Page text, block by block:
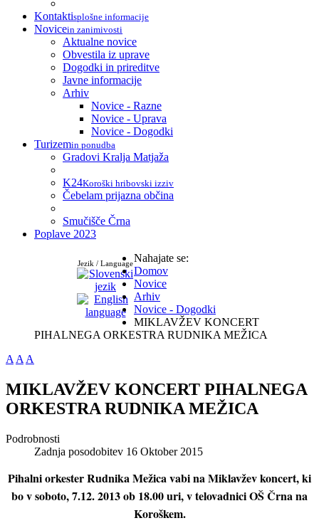
Kontaktisplošne informacije
Novicein zanimivosti
Aktualne novice
Obvestila iz uprave
Dogodki in prireditve
Javne informacije
Arhiv
Novice - Razne
Novice - Uprava
Novice - Dogodki
Turizemin ponudba
Gradovi Kralja Matjaža
K24Koroški hribovski izziv
Čebelam prijazna občina
Smučišče Črna
Poplave 2023
Jezik / LanguageNahajate se:
Domov
Novice
Arhiv
Novice - Dogodki
MIKLAVŽEV KONCERT
PIHALNEGA ORKESTRA RUDNIKA MEŽICA
AAA
MIKLAVŽEV KONCERT PIHALNEGA
ORKESTRA RUDNIKA MEŽICA
Podrobnosti
Zadnja posodobitev 16 Oktober 2015
Pihalni orkester Rudnika Mežica vabi na Miklavžev koncert, ki
bo v soboto, 7.12. 2013 ob 18.00 uri, v telovadnici OŠ Črna na
Koroškem.